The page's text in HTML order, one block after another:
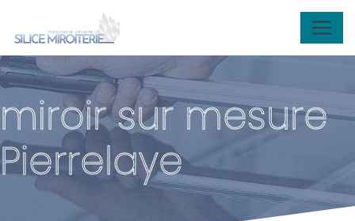
miroir sur mesure
Pierrelaye
Panneau de gestion des cookies